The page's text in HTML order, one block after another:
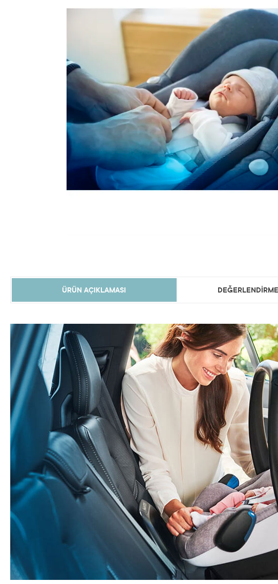
ÜRÜN AÇIKLAMASI